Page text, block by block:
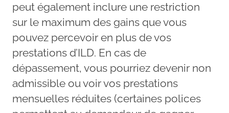
peut également inclure une restriction
sur le maximum des gains que vous
pouvez percevoir en plus de vos
prestations d’ILD. En cas de
dépassement, vous pourriez devenir non
admissible ou voir vos prestations
mensuelles réduites (certaines polices